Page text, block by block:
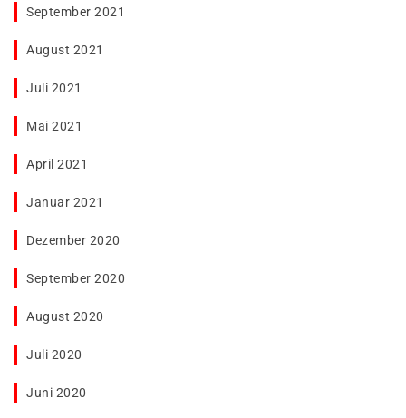
September 2021
August 2021
Juli 2021
Mai 2021
April 2021
Januar 2021
Dezember 2020
September 2020
August 2020
Juli 2020
Juni 2020